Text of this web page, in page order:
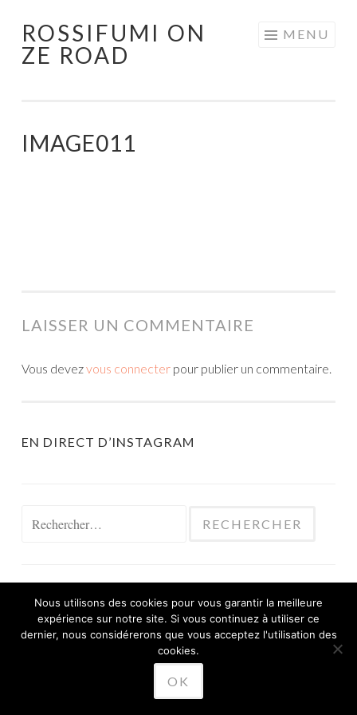
Aller
au
ROSSIFUMI ON
ZE ROAD
MENU
IMAGE011
LAISSER UN COMMENTAIRE
Vous devezvous connecter pour publier un commentaire.
EN DIRECT D’INSTAGRAM
FIÈREMENT PROPULSÉ PAR WORDPRESS
THÈME SKETCH PARWORDPRESS.COM
Nous utilisons des cookies pour vous garantir la meilleure
expérience sur notre site. Si vous continuez à utiliser ce
dernier, nous considérerons que vous acceptez l'utilisation des
cookies.
OK